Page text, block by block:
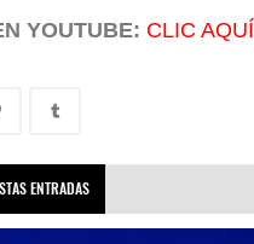
YOUTUBE: CLIC AQUÍ
ENTRADAS